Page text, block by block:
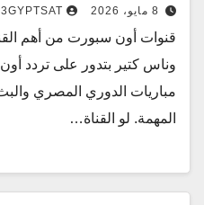
8 مايو، 2026 3GYPTSAT
قنوات أون سبورت من أهم
وناس كتير بتدور على
مباريات الدوري المصري
المهمة. لو القناة…